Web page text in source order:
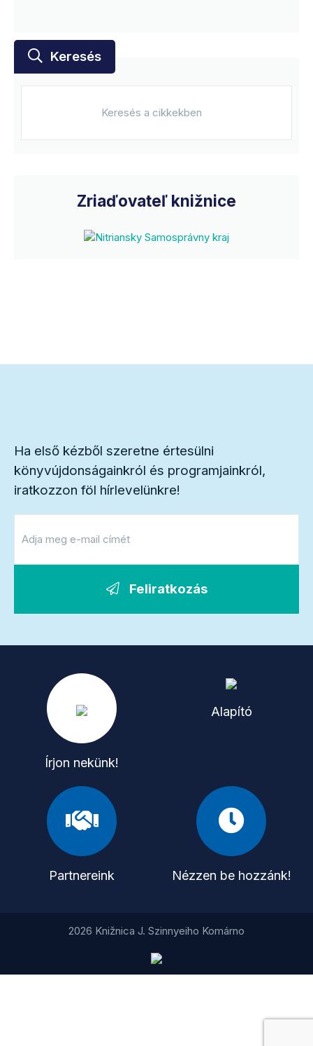
Keresés
Zriaďovateľ knižnice
Ha első kézből szeretne értesülni
könyvújdonságainkról és programjainkról,
iratkozzon föl hírlevelünkre!
Feliratkozás
Írjon nekünk!
Alapító
Partnereink Nézzen be hozzánk!
2026 Knižnica J. Szinnyeiho Komárno